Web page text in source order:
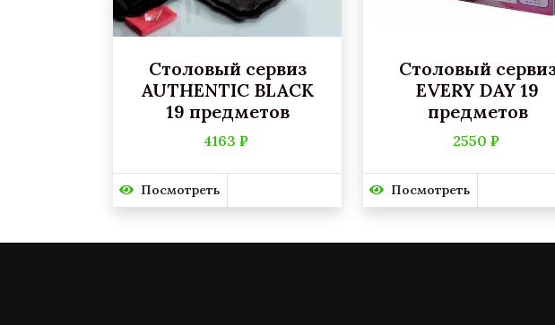
Столовый сервиз
AUTHENTIC BLACK
19 предметов
4163 ₽
Посмотреть
Столовый
EVERY DAY 19
предметов
2550 ₽
Посмотреть